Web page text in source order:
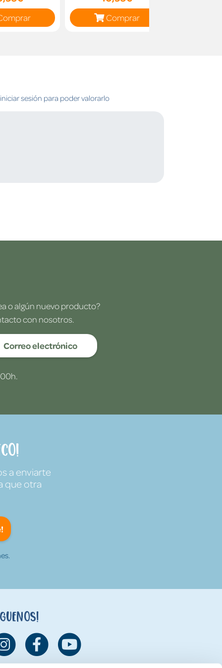
Comprar
sesión para poder valorarlo
o algún nuevo producto?
con nosotros.
Correo electrónico
a enviarte
que otra